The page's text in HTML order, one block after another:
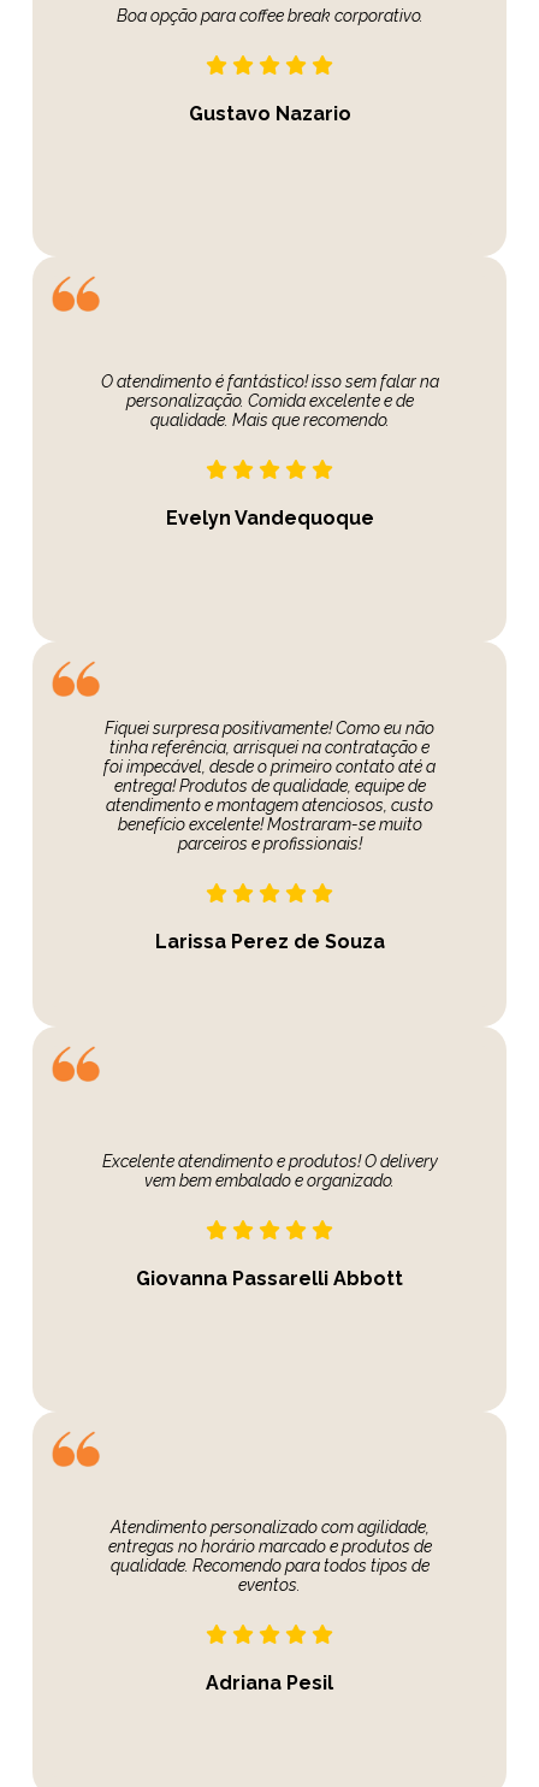
Boa opção para coffee break corporativo.
Gustavo Nazario
O atendimento é fantástico! isso sem falar na
personalização. Comida excelente e de
qualidade. Mais que recomendo.
Evelyn Vandequoque
Fiquei surpresa positivamente! Como eu não
tinha referência, arrisquei na contratação e
foi impecável, desde o primeiro contato até a
entrega! Produtos de qualidade, equipe de
atendimento e montagem atenciosos, custo
benefício excelente! Mostraram-se muito
parceiros e profissionais!
Larissa Perez de Souza
Excelente atendimento e produtos! O delivery
vem bem embalado e organizado.
Giovanna Passarelli Abbott
Atendimento personalizado com agilidade,
entregas no horário marcado e produtos de
qualidade. Recomendo para todos tipos de
eventos.
Adriana Pesil